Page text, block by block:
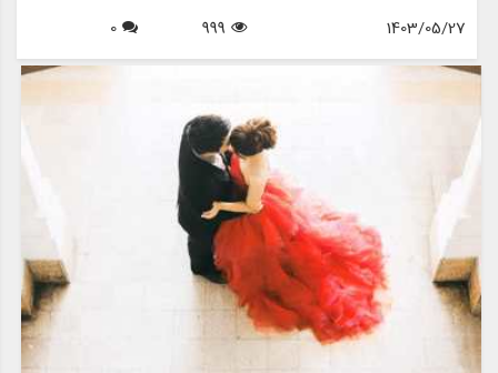
خواهیم کرد و بینشی در مورد سبک ها، پارچه ها و رنگ هایی که هر عروس
مزون چرخچی چگونه می تواند به عروس ها کمک کند تا لباس رویایی خود
1403/05/27
999
0